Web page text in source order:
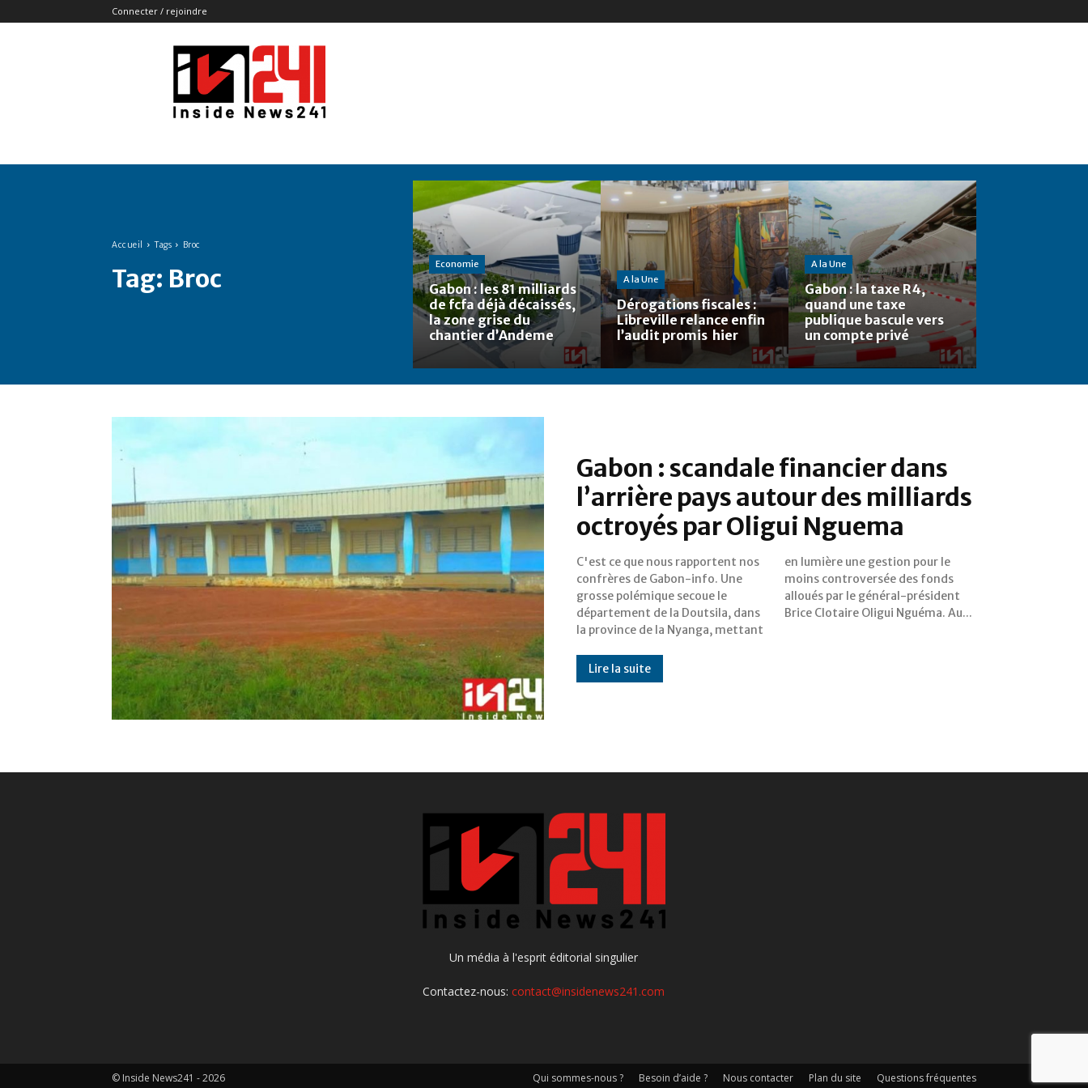
Connecter / rejoindre
Insidenews241
Accueil Tags Broc
Tag: Broc Economie
Gabon : les 81 milliards
de fcfa déjà décaissés,
la zone grise du
chantier d’Andeme
A la Une
Dérogations fiscales :
Libreville relance enfin
l’audit promis hier
A la Une
Gabon : la taxe R4,
quand une taxe
publique bascule vers
un compte privé
Gabon : scandale financier dans
l’arrière pays autour des milliards
octroyés par Oligui Nguema
C'est ce que nous rapportent nos
confrères de Gabon-info. Une
grosse polémique secoue le
département de la Doutsila, dans
la province de la Nyanga, mettant
en lumière une gestion pour le
moins controversée des fonds
alloués par le général-président
Brice Clotaire Oligui Nguéma. Au...
Lire la suite
Un média à l'esprit éditorial singulier
Contactez-nous:contact@insidenews241.com
Qui sommes-nous ? Besoin d’aide ? Nous contacter Plan du site Questions fréquentes
© Inside News241 - 2026